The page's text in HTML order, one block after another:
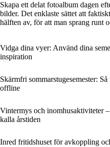
Skapa ett delat fotoalbum dagen
bilder. Det enklaste sättet att
hälften av, för att man sprang runt
Vidga dina vyer: Använd dina
inspiration
Skärmfri sommarstugesemester:
offline
Vintermys och inomhusaktiviteter
kalla årstiden
Inred fritidshuset för avkoppling